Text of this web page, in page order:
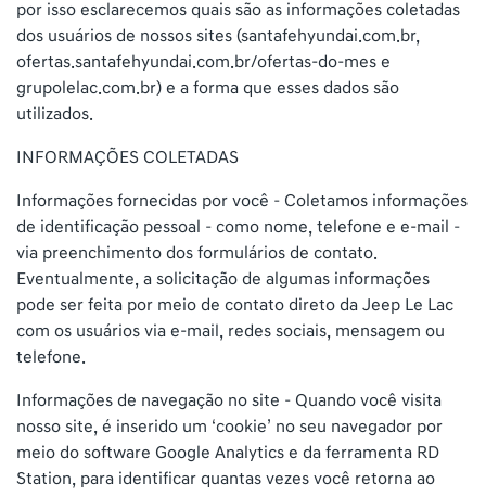
por isso esclarecemos quais são as informações coletadas
dos usuários de nossos sites (santafehyundai.com.br,
ofertas.santafehyundai.com.br/ofertas-do-mes e
grupolelac.com.br) e a forma que esses dados são
utilizados.
INFORMAÇÕES COLETADAS
Informações fornecidas por você – Coletamos informações
de identificação pessoal – como nome, telefone e e-mail –
via preenchimento dos formulários de contato.
Eventualmente, a solicitação de algumas informações
pode ser feita por meio de contato direto da Jeep Le Lac
com os usuários via e-mail, redes sociais, mensagem ou
telefone.
Informações de navegação no site – Quando você visita
nosso site, é inserido um ‘cookie’ no seu navegador por
meio do software Google Analytics e da ferramenta RD
Station, para identificar quantas vezes você retorna ao